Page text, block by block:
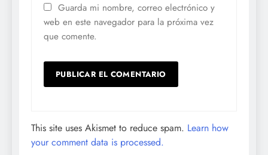
Guarda mi nombre, correo electrónico y
web en este navegador para la próxima vez
que comente.
This site uses Akismet to reduce spam. Learn how
your comment data is processed.